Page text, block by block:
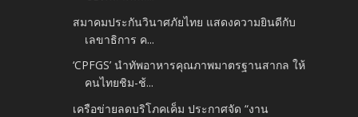
สมาคมประกันวินาศภัยไทย แสดงความยินดีกับ
เลขาธิการ ค...
‘CPFGS’ นำทัพอาหารคุณภาพมาตรฐานสากล ให้
คนไทยชิม-ช้...
เครือข่ายลดบริโภคเค็ม ประกาศจัด “งาน